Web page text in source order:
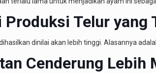
Produksi Telur yang
dinilai akan lebih tinggi. Alasannya
Cenderung Lebih